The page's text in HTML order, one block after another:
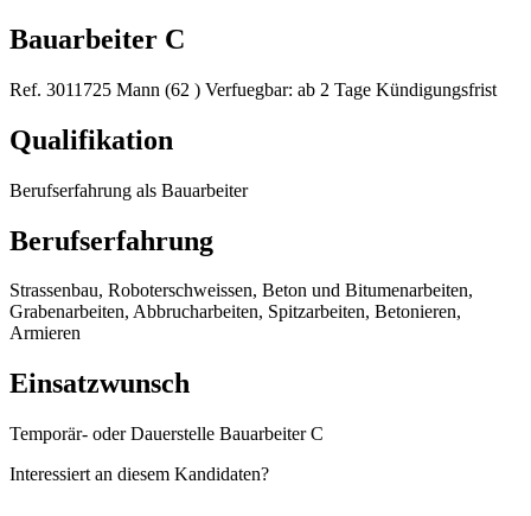
Bauarbeiter C
Ref. 3011725 Mann (62 ) Verfuegbar: ab 2 Tage Kündigungsfrist
Qualifikation
Berufserfahrung als Bauarbeiter
Berufserfahrung
Strassenbau, Roboterschweissen, Beton und Bitumenarbeiten,
Grabenarbeiten, Abbrucharbeiten, Spitzarbeiten, Betonieren,
Armieren
Einsatzwunsch
Temporär- oder Dauerstelle Bauarbeiter C
Interessiert an diesem Kandidaten?